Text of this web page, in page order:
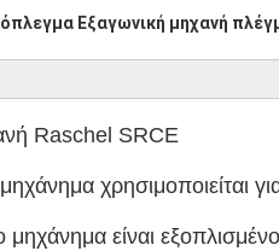
Εξαγωνική μηχανή
Raschel SRCE
χρησιμοποιείται
μηχάνημα είναι